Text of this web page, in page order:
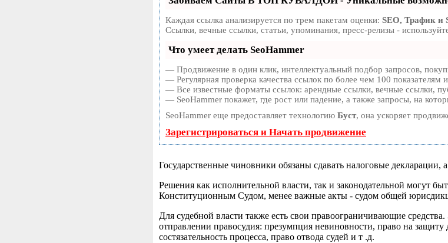
Каждая ссылка анализируется по трем пакетам оценки: SEO, Трафик и
Ссылки, вечные ссылки, статьи, упоминания, пресс-релизы -
Что умеет делать SeoHammer
— Продвижение в один клик, интеллектуальный подбор запросов,
— Регулярная проверка качества ссылок по более чем 100 показателям
— Все известные форматы ссылок: арендные ссылки, вечные ссылки,
— SeoHammer покажет, где рост или падение, а также запросы, на
SeoHammer еще предоставляет технологию Буст, она ускоряет
Зарегистрироваться и Начать продвижение
Государственные чиновники обязаны сдавать налоговые
Решения как исполнительной власти, так и законодательной могут
Конституционным Судом, менее важные акты - судом общей
Для судебной власти также есть свои правоограничивающие
отправлении правосудия: презумпция невиновности, право на
состязательность процесса, право отвода судей и т .д.